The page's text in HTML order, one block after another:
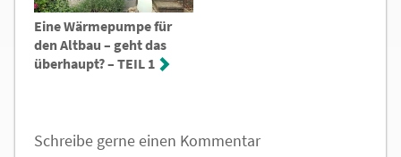
Eine Wärmepumpe für
den Altbau – geht das
überhaupt? – TEIL 1
Schreibe gerne einen Kommentar